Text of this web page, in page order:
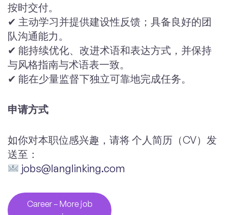
按时交付。
✔ 主动学习并提供建设性反馈；具备良好的团
队沟通能力。
✔ 能持续优化、改进术语和表达方式，并保持
与风格指南与术语表一致。
✔ 能在少量监督下独立可靠地完成任务。
申请方式
如你对本职位感兴趣，请将 个人简历（CV）发
送至：
jobs@langlinking.com
Career – More job